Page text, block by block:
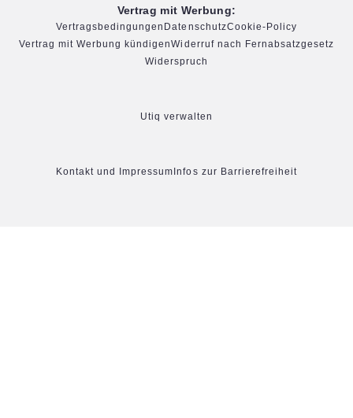
Vertrag mit Werbung:
Vertragsbedingungen DatenschutzCookie-Policy
Vertrag mit Werbung kündigenWiderruf nach Fernabsatzgesetz
Widerspruch
Utiq verwalten
Kontakt und Impressum Infos zur Barrierefreiheit